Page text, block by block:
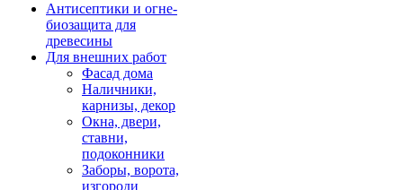
Антисептики и огне-
биозащита для
древесины
Для внешних работ
Фасад дома
Наличники,
карнизы, декор
Окна, двери,
ставни,
подоконники
Заборы, ворота,
изгороди